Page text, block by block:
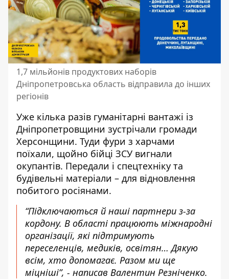
1,7 мільйонів продуктових наборів
Дніпропетровська область відправила до інших
регіонів
Уже кілька разів гуманітарні вантажі із
Дніпропетровщини зустрічали громади
Херсонщини. Туди фури з харчами
поїхали, щойно бійці ЗСУ вигнали
окупантів. Передали і спецтехніку та
будівельні матеріали – для відновлення
побитого росіянами.
“Пiдключаються й наші партнери з-за
кордону. В областi працюють міжнародні
організації, які підтримують
переселенців, медиків, освітян… Дякую
всiм, хто допомагає. Разом ми ще
мiцнiшi”, - написав Валентин Резніченко.